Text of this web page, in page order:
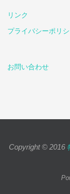
リンク
プライバシーポリ
お問い合わせ
Copyright © 2016